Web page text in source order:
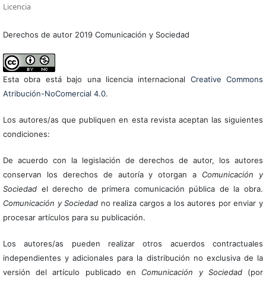
Licencia
Derechos de autor 2019 Comunicación y Sociedad
Esta obra está bajo una licencia internacional Creative Commons
Atribución-NoComercial 4.0.
Los autores/as que publiquen en esta revista aceptan las siguientes
condiciones:
De acuerdo con la legislación de derechos de autor, los autores
conservan los derechos de autoría y otorgan a Comunicación y
Sociedadel derecho de primera comunicación pública de la obra.
Comunicación y Sociedad no realiza cargos a los autores por enviar y
procesar artículos para su publicación.
Los autores/as pueden realizar otros acuerdos contractuales
independientes y adicionales para la distribución no exclusiva de la
versión del artículo publicado en Comunicación y Sociedad(por